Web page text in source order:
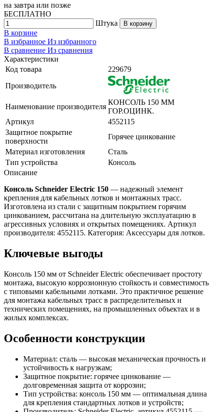
на завтра или позже
БЕСПЛАТНО
Штука
В корзину
В корзине
В избранное Из избранного
В сравнение Из сравнения
Характеристики
Код товара
229679
Производитель
Наименование производителя
КОНСОЛЬ 150 ММ
ГОР.ОЦИНК.
Артикул
4552115
Защитное покрытие
поверхности
Горячее цинкование
Материал изготовления
Сталь
Тип устройства
Консоль
Описание
Консоль Schneider Electric 150 — надежный элемент
крепления для кабельных лотков и монтажных трасс.
Изготовлена из стали с защитным покрытием горячим
цинкованием, рассчитана на длительную эксплуатацию в
агрессивных условиях и открытых помещениях. Артикул
производителя: 4552115. Категория: Аксессуары для лотков.
Ключевые выгоды
Консоль 150 мм от Schneider Electric обеспечивает простоту
монтажа, высокую коррозионную стойкость и совместимость
с типовыми кабельными лотками. Это практичное решение
для монтажа кабельных трасс в распределительных и
технических помещениях, на промышленных объектах и в
жилых комплексах.
Особенности конструкции
Материал: сталь — высокая механическая прочность и
устойчивость к нагрузкам;
Защитное покрытие: горячее цинкование —
долговременная защита от коррозии;
Тип устройства: консоль 150 мм — оптимальная длина
для крепления стандартных лотков и устройств;